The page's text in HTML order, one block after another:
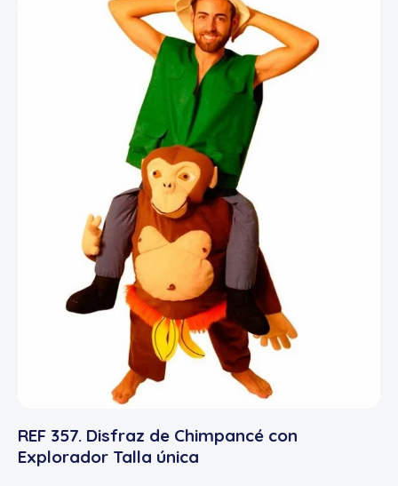
REF 357. Disfraz de Chimpancé con
Explorador Talla única